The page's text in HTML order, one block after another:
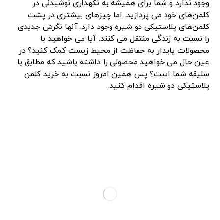
وجود ندارد و شما برای همیشه به نگهداری نوشیدنی در
کلمن‌های خود می پردازید. اما چیزهای بیشتری در پشت
کلمن‌های پلاستیکی دو شیره وجود دارد. آنها نگرش جدیدی
را نسبت به زندگی منتقل می کنند. آیا می خواهید با
محصولات پایدار به حفاظت از محیط زیست کمک کنید؟ در
عین حال می خواهید محصولی را داشته باشید که مطابق با
سلیقه شما است؟ پس همین امروز نسبت به خرید کلمن
پلاستیکی دو شیره اقدام کنید.